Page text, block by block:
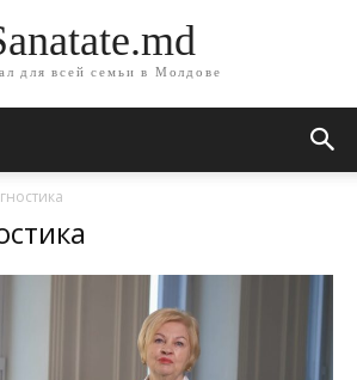
для всей семьи в Молдове